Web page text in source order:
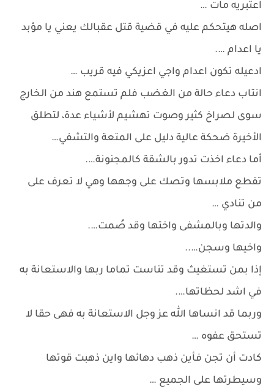
اعتبريه مات …
اصله هيتحكم عليه في قضية قتل عقبالك يعني يا مؤبد
يا اعدام ….
ادعيله تكون اعدام واجي اعزيكي فيه قريب …
انتاب دعاء حالة من الغضب فلم تستمع هند من الخارج
سوى لصراخ كثير وصوت تهشيم لأشياء عدة، لتطلق
الأخيرة ضحكة عالية دليل على المتعة والتشفي…
أما دعاء اخذت تدور بالشقة كالمجنونة….
تقطع ملابسها وتصك على وجهها وهي لا تعرف على
من تنادي …
والدتها وبالمشفى واختها وقد صُمت….
واخيها وسجن…..
إذا بمن تستغيث وقد تناست تماما ربها والاستعانة به
في اشد لحظاتها….
وربما قد انساها الله عز وجل الاستعانة به فهى حقا لا
تستحق عفوه …
كادت أن تجن فأين ذهب دهائها واين ذهبت قوتها
وسيطرتها على الجميع …